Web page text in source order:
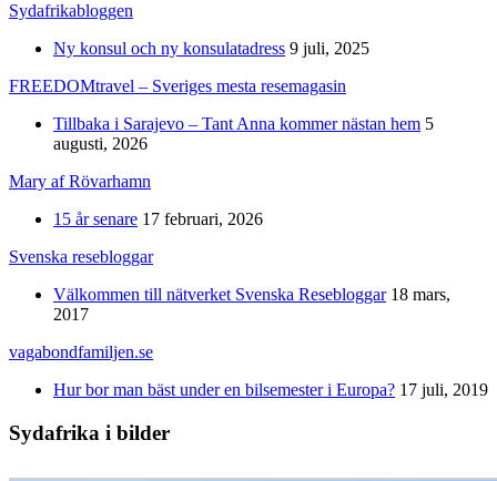
Sydafrikabloggen
Ny konsul och ny konsulatadress 9 juli, 2025
FREEDOMtravel – Sveriges mesta resemagasin
Tillbaka i Sarajevo – Tant Anna kommer nästan hem 5
augusti, 2026
Mary af Rövarhamn
15 år senare 17 februari, 2026
Svenska resebloggar
Välkommen till nätverket Svenska Resebloggar 18 mars,
2017
vagabondfamiljen.se
Hur bor man bäst under en bilsemester i Europa? 17 juli, 2019
Sydafrika i bilder